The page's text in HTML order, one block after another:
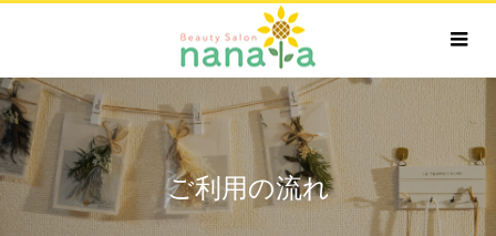
ご利用の流れ